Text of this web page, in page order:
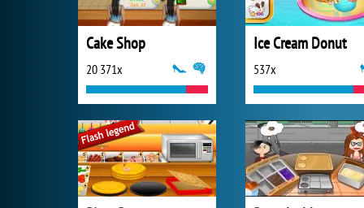
Cake Shop
20 371x
Ice Cream Donut
537x